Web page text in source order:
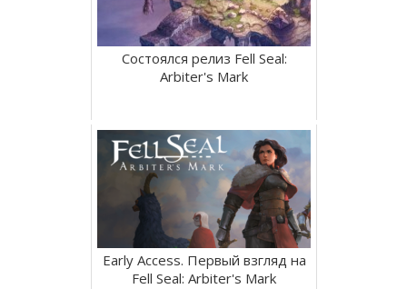
Состоялся релиз Fell Seal:
Arbiter's Mark
Early Access. Первый взгляд на
Fell Seal: Arbiter's Mark